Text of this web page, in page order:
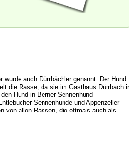
auch Dürrbächler genannt. Der Hund
die Rasse, da sie im Gasthaus Dürrbach
Hund in Berner Sennenhund
Sennenhunde und Appenzeller
von allen Rassen, die oftmals auch als